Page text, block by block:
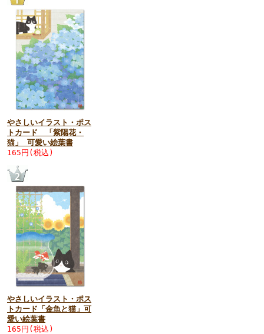
やさしいイラスト・ポス
トカード 「紫陽花・
猫」 可愛い絵葉書
165円(税込)
やさしいイラスト・ポス
トカード「金魚と猫」可
愛い絵葉書
165円(税込)